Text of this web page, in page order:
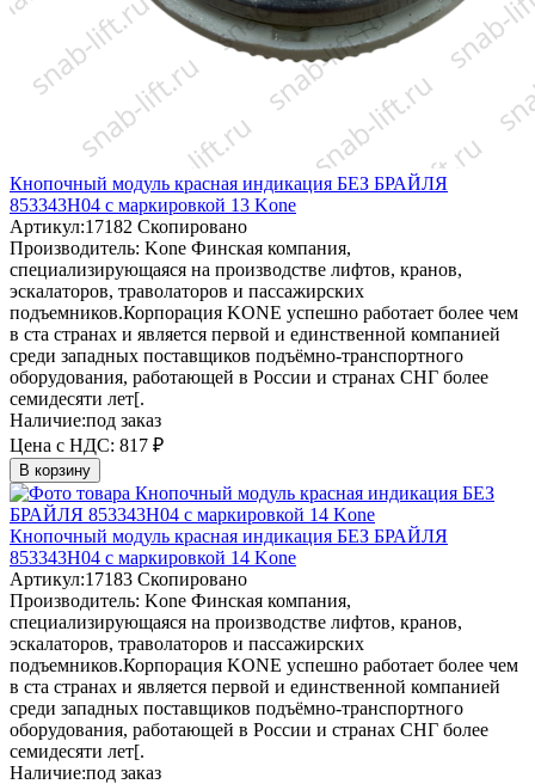
Кнопочный модуль красная индикация БЕЗ БРАЙЛЯ
853343H04 с маркировкой 13 Kone
Артикул:17182 Скопировано
Производитель: Kone Финская компания,
специализирующаяся на производстве лифтов, кранов,
эскалаторов, траволаторов и пассажирских
подъемников.Корпорация KONE успешно работает более чем
в ста странах и является первой и единственной компанией
среди западных поставщиков подъёмно-транспортного
оборудования, работающей в России и странах СНГ более
семидесяти лет[.
Наличие:под заказ
Цена с НДС: 817 ₽
В корзину
Кнопочный модуль красная индикация БЕЗ БРАЙЛЯ
853343H04 с маркировкой 14 Kone
Артикул:17183 Скопировано
Производитель: Kone Финская компания,
специализирующаяся на производстве лифтов, кранов,
эскалаторов, траволаторов и пассажирских
подъемников.Корпорация KONE успешно работает более чем
в ста странах и является первой и единственной компанией
среди западных поставщиков подъёмно-транспортного
оборудования, работающей в России и странах СНГ более
семидесяти лет[.
Наличие:под заказ